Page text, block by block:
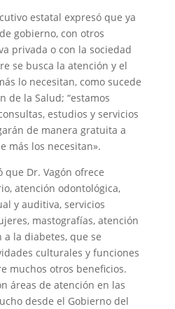
estatal expresó que ya
gobierno, con otros
privada o con la sociedad
se busca la atención y el
lo necesitan, como sucede
de la Salud; “estamos
estudios y servicios
de manera gratuita a
más los necesitan».
que Dr. Vagón ofrece
atención odontológica,
y auditiva, servicios
mastografías, atención
a la diabetes, que se
culturales y funciones
muchos otros beneficios.
áreas de atención en las
desde el Gobierno del